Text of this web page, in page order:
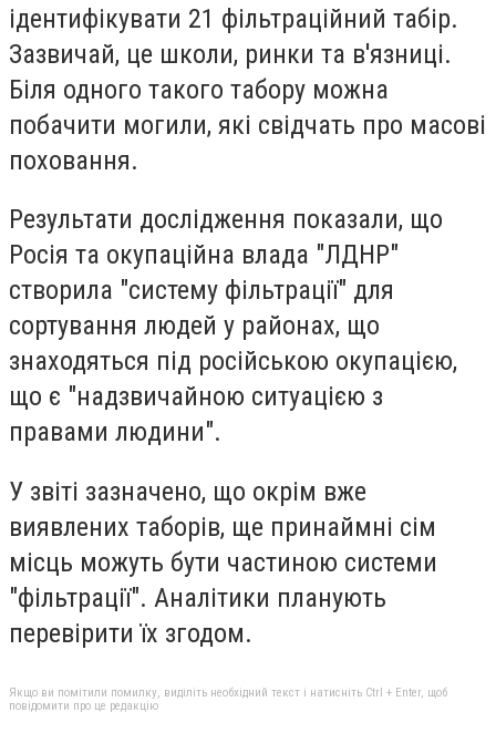
ідентифікувати 21 фільтраційний табір.
Зазвичай, це школи, ринки та в'язниці.
Біля одного такого табору можна
побачити могили, які свідчать про масові
поховання.
Результати дослідження показали, що
Росія та окупаційна влада "ЛДНР"
створила "систему фільтрації" для
сортування людей у районах, що
знаходяться під російською окупацією,
що є "надзвичайною ситуацією з
правами людини".
У звіті зазначено, що окрім вже
виявлених таборів, ще принаймні сім
місць можуть бути частиною системи
"фільтрації". Аналітики планують
перевірити їх згодом.
Якщо ви помітили помилку, виділіть необхідний текст і натисніть Ctrl + Enter, щоб
повідомити про це редакцію